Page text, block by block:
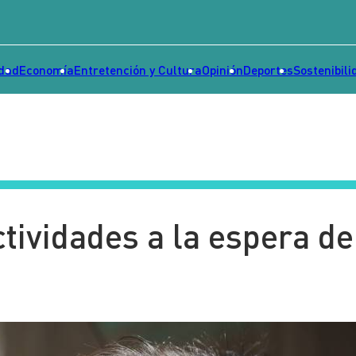
EconomíaEntretención y CulturaOpiniónDeportes
a la espera de